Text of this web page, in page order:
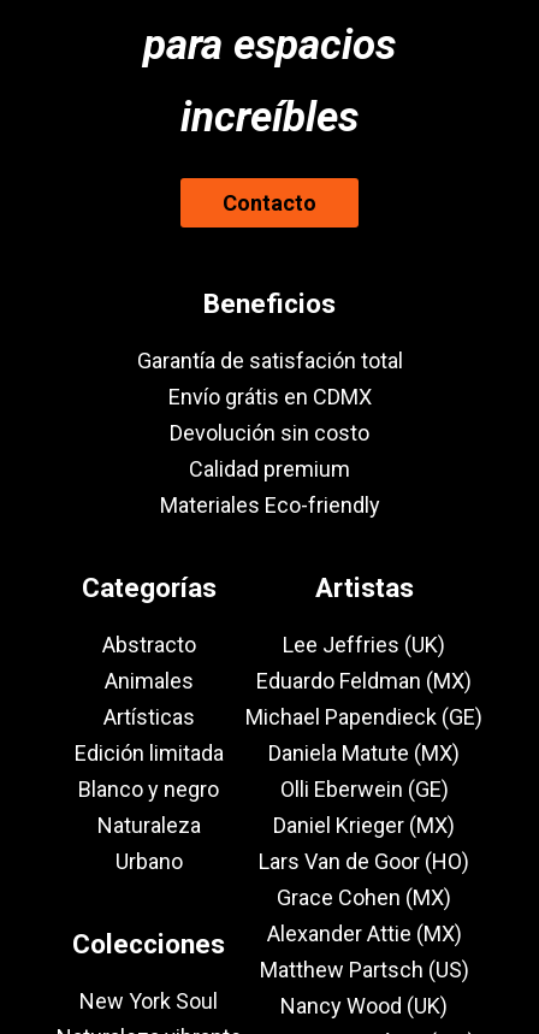
para espacios
increíbles
Contacto
Beneficios
Garantía de satisfación total
Envío grátis en CDMX
Devolución sin costo
Calidad premium
Materiales Eco-friendly
Categorías
Abstracto
Animales
Artísticas
Edición limitada
Blanco y negro
Naturaleza
Urbano
Colecciones
New York Soul
Artistas
Lee Jeffries (UK)
Eduardo Feldman (MX)
Michael Papendieck (GE)
Daniela Matute (MX)
Olli Eberwein (GE)
Daniel Krieger (MX)
Lars Van de Goor (HO)
Grace Cohen (MX)
Alexander Attie (MX)
Matthew Partsch (US)
Nancy Wood (UK)